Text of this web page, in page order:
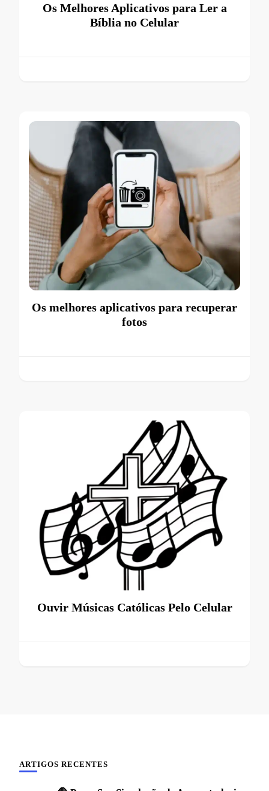
Os Melhores Aplicativos para Ler a
Bíblia no Celular
Os melhores aplicativos para recuperar
fotos
Ouvir Músicas Católicas Pelo Celular
ARTIGOS RECENTES